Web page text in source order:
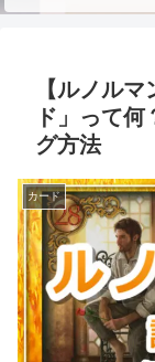
【ルノル
ド」って
グ方法
カード